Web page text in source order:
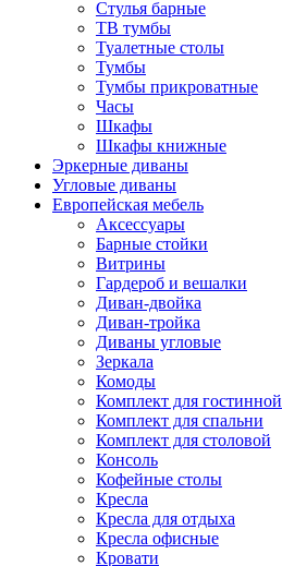
Стулья барные
ТВ тумбы
Туалетные столы
Тумбы
Тумбы прикроватные
Часы
Шкафы
Шкафы книжные
Эркерные диваны
Угловые диваны
Европейская мебель
Аксессуары
Барные стойки
Витрины
Гардероб и вешалки
Диван-двойка
Диван-тройка
Диваны угловые
Зеркала
Комоды
Комплект для гостинной
Комплект для спальни
Комплект для столовой
Консоль
Кофейные столы
Кресла
Кресла для отдыха
Кресла офисные
Кровати